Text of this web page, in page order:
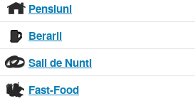
Pensiuni
Berarii
Sali de Nunti
Fast-Food